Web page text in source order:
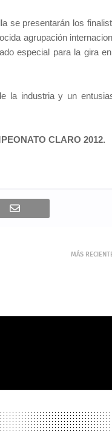
se presentarán los
agrupación
especial para la gira
la industria y un
CLARO 2012.
MÁS